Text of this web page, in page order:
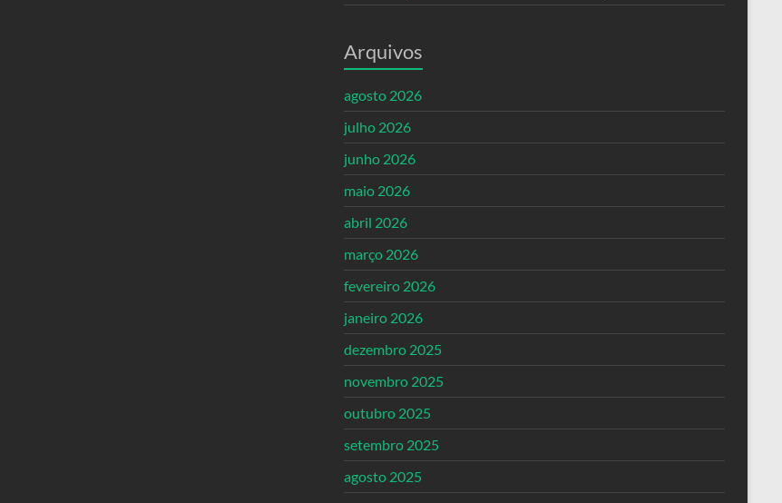
Arquivos
agosto 2026
julho 2026
junho 2026
maio 2026
abril 2026
março 2026
fevereiro 2026
janeiro 2026
dezembro 2025
novembro 2025
outubro 2025
setembro 2025
agosto 2025